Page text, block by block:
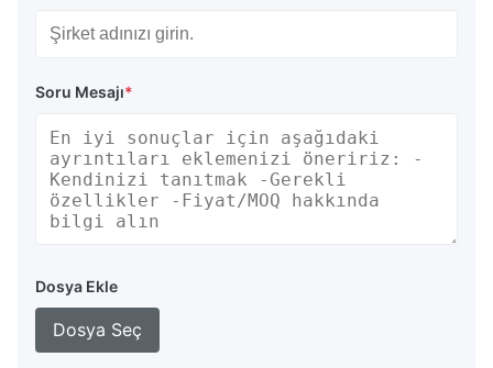
Soru Mesajı*
Dosya Ekle
Dosya Seç